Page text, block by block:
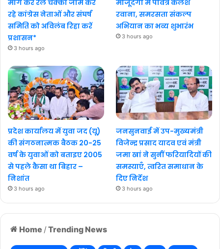
Home / Trending News
मांग कर रेल चक्का जाम कर
रहे कांग्रेस नेताओं और संघर्ष
समिति को अविलंब रिहा करें
प्रशासन*
3 hours ago
मौजूदगी में पवित्र कलश
रवाना, समरसता संकल्प
अभियान का भव्य शुभारंभ
3 hours ago
प्रदेश कार्यालय में युवा जद (यू)
की संगठनात्मक बैठक 20-25
वर्ष के युवाओं को बताइए 2005
से पहले कैसा था बिहार –
निशांत
3 hours ago
जनसुनवाई में उप-मुख्यमंत्री
विजेन्द्र प्रसाद यादव एवं मंत्री
जमा खां ने सुनीं फरियादियों की
समस्याएँ, त्वरित समाधान के
दिए निर्देश
3 hours ago